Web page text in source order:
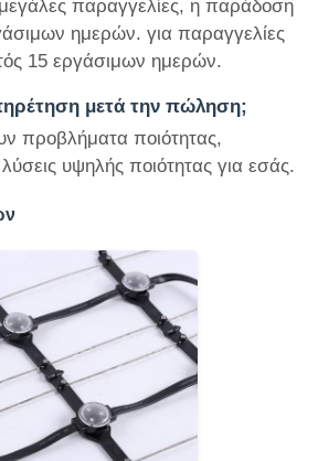
παραγγελίες, η παράδοση
ημερών. για παραγγελίες
15 εργάσιμων ημερών.
μετά την πώληση;
προβλήματα ποιότητας,
υψηλής ποιότητας για εσάς.